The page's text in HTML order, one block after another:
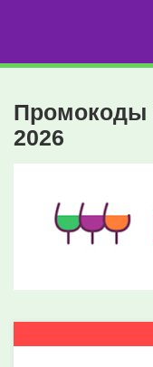
Промокоды
2026